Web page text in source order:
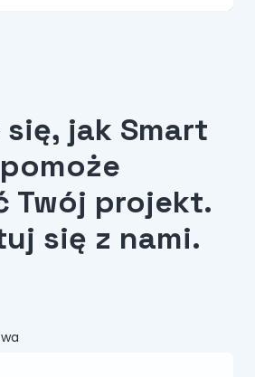
jak Smart
Twój projekt.
się z nami.